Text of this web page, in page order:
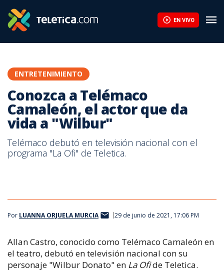
EN VIVO
ENTRETENIMIENTO
Conozca a Telémaco
Camaleón, el actor que da
vida a "Wilbur"
Telémaco debutó en televisión nacional con el
programa "La Ofi" de Teletica.
Por LUANNA ORJUELA MURCIA 29 de junio de 2021, 17:06 PM
Allan Castro, conocido como Telémaco Camaleón en
el teatro, debutó en televisión nacional con su
personaje "Wilbur Donato" en La Ofide Teletica.